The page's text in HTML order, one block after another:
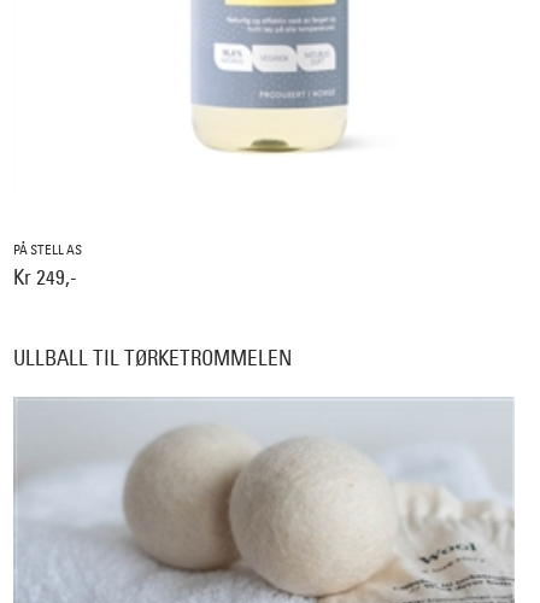
PÅ STELL AS
Kr 249,-
ULLBALL TIL TØRKETROMMELEN